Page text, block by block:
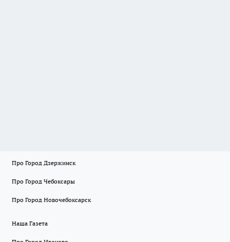
Про Город Дзержинск
Про Город Чебоксары
Про Город Новочебоксарск
Наша Газета